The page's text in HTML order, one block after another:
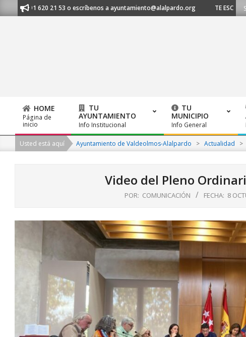
to
al 91 620 21 53 o escríbenos a ayuntamiento@alalpardo.org TE
Primary
Navigation
Menu
HOME
Página de
inicio
TU
AYUNTAMIENTO
Info Institucional
TU
MUNICIPIO
Info General
Usted está aquí Ayuntamiento de Valdeolmos-Alalpardo > Actualidad >
Video del Pleno
POR: COMUNICACIÓN FECHA: 8